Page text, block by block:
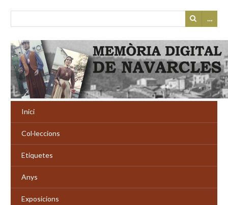
…
Inici
Col·leccions
Etiquetes
Anys
Exposicions